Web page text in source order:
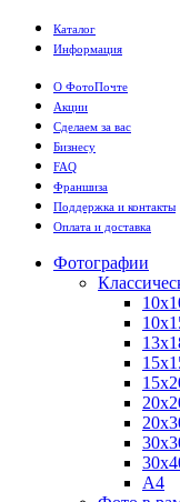
Каталог
Информация
О ФотоПочте
Акции
Сделаем за вас
Бизнесу
FAQ
Франшиза
Поддержка и контакты
Оплата и доставка
Фотографии
А4